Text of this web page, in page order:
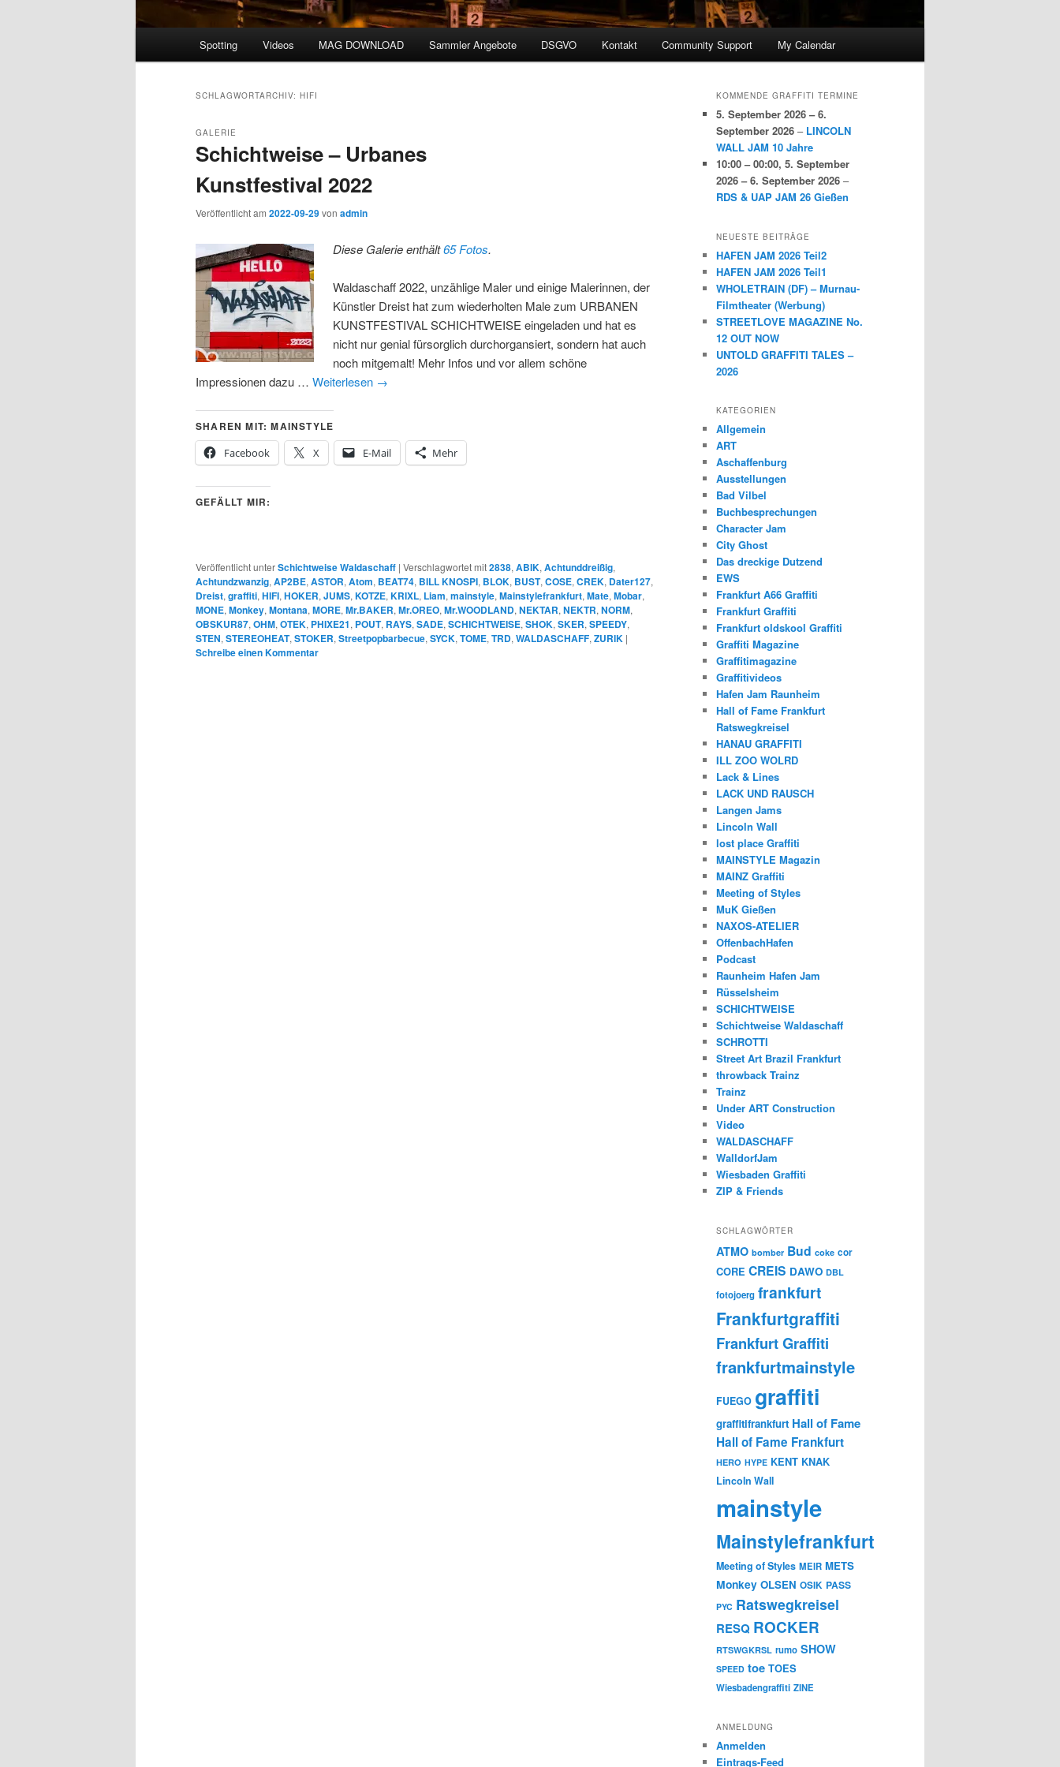
Spotting Videos MAG DOWNLOAD Sammler Angebote DSGVO Kontakt Community Support My Calendar
SCHLAGWORTARCHIV: HIFI
Schichtweise – Urbanes
Kunstfestival 2022
GALERIE
Veröffentlicht am 2022-09-29von admin
Diese Galerie enthält65 Fotos.
Waldaschaff 2022, unzählige Maler und einige Malerinnen, der
Künstler Dreist hat zum wiederholten Male zum URBANEN
KUNSTFESTIVAL SCHICHTWEISE eingeladen und hat es
nicht nur genial fürsorglich durchorgansiert, sondern hat auch
noch mitgemalt! Mehr Infos und vor allem schöne
Impressionen dazu … Weiterlesen →
SHAREN MIT: MAINSTYLE
Facebook
X E-Mail Mehr
GEFÄLLT MIR:
Veröffentlicht unterSchichtweise Waldaschaff | Verschlagwortet mit2838, ABIK, Achtunddreißig,
Achtundzwanzig, AP2BE, ASTOR, Atom, BEAT74, BILL KNOSPI, BLOK, BUST, COSE, CREK, Dater127,
Dreist, graffiti, HIFI, HOKER, JUMS, KOTZE, KRIXL, Liam, mainstyle, Mainstylefrankfurt, Mate, Mobar,
MONE, Monkey, Montana, MORE, Mr.BAKER, Mr.OREO, Mr.WOODLAND, NEKTAR, NEKTR, NORM,
OBSKUR87, OHM, OTEK, PHIXE21, POUT, RAYS, SADE, SCHICHTWEISE, SHOK, SKER, SPEEDY,
STEN, STEREOHEAT, STOKER, Streetpopbarbecue, SYCK, TOME, TRD, WALDASCHAFF, ZURIK |
Schreibe einen Kommentar
KOMMENDE GRAFFITI TERMINE
5. September 2026 – 6.
September 2026 – LINCOLN
WALL JAM 10 Jahre
10:00 – 00:00, 5. September
2026 – 6. September 2026 –
RDS & UAP JAM 26 Gießen
NEUESTE BEITRÄGE
HAFEN JAM 2026 Teil2
HAFEN JAM 2026 Teil1
WHOLETRAIN (DF) – Murnau-
Filmtheater (Werbung)
STREETLOVE MAGAZINE No.
12 OUT NOW
UNTOLD GRAFFITI TALES –
2026
KATEGORIEN
Allgemein
ART
Aschaffenburg
Ausstellungen
Bad Vilbel
Buchbesprechungen
Character Jam
City Ghost
Das dreckige Dutzend
EWS
Frankfurt A66 Graffiti
Frankfurt Graffiti
Frankfurt oldskool Graffiti
Graffiti Magazine
Graffitimagazine
Graffitivideos
Hafen Jam Raunheim
Hall of Fame Frankfurt
Ratswegkreisel
HANAU GRAFFITI
ILL ZOO WOLRD
Lack & Lines
LACK UND RAUSCH
Langen Jams
Lincoln Wall
lost place Graffiti
MAINSTYLE Magazin
MAINZ Graffiti
Meeting of Styles
MuK Gießen
NAXOS-ATELIER
OffenbachHafen
Podcast
Raunheim Hafen Jam
Rüsselsheim
SCHICHTWEISE
Schichtweise Waldaschaff
SCHROTTI
Street Art Brazil Frankfurt
throwback Trainz
Trainz
Under ART Construction
Video
WALDASCHAFF
WalldorfJam
Wiesbaden Graffiti
ZIP & Friends
SCHLAGWÖRTER
ATMO bomber Bud coke cor
CORE CREIS DAWO DBL
fotojoerg frankfurt
Frankfurtgraffiti
Frankfurt Graffiti
frankfurtmainstyle
FUEGO graffiti
graffitifrankfurt Hall of Fame
Hall of Fame Frankfurt
HERO HYPE KENT KNAK
Lincoln Wall
mainstyle
Mainstylefrankfurt
Meeting of Styles MEIR METS
Monkey OLSEN OSIK PASS
PYC Ratswegkreisel
RESQ ROCKER
RTSWGKRSL rumo SHOW
SPEED toe TOES
Wiesbadengraffiti ZINE
ANMELDUNG
Anmelden
Eintrags-Feed